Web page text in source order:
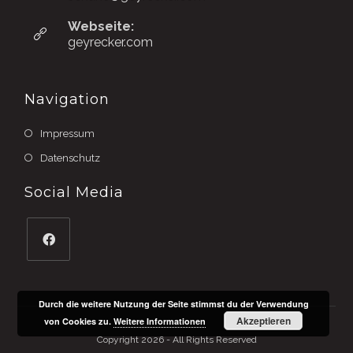
Webseite:
geyrecker.com
Navigation
Impressum
Datenschutz
Social Media
new
Copyright 2026 - All Rights Reserved
Durch die weitere Nutzung der Seite stimmst du der Verwendung
von Cookies zu.Weitere Informationen Akzeptieren